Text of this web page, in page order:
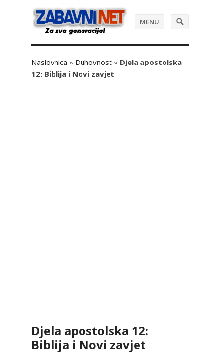
MENU
Naslovnica » Duhovnost » Djela apostolska
12: Biblija i Novi zavjet
Djela apostolska 12:
Biblija i Novi zavjet